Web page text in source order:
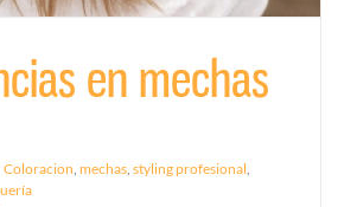
en mechas
Coloracion, mechas, styling profesional,